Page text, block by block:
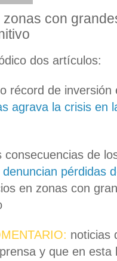
zonas con
dos artículos:
récord de inversión
agrava la crisis en
consecuencias de
denuncian pérdidas
en zonas con
noticias
y que en esta